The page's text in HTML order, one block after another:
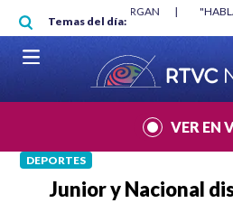
Pasar al contenido principal
Temas del día:
"HABLAR NO ES UN CRIMEN": CARTA
VER EN
DEPORTES
Junior y Nacional